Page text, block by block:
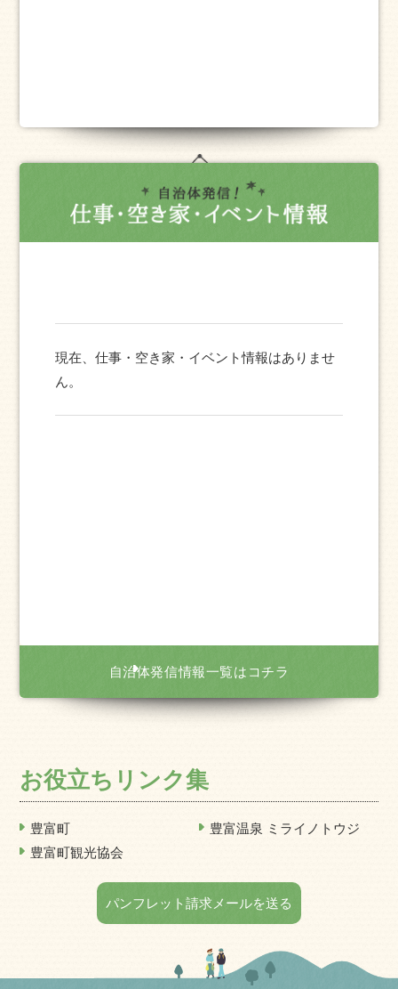
現在、仕事・空き家・イベント情報はありませ
ん。
自治体発信情報一覧はコチラ
お役立ちリンク集
豊富町
豊富温泉 ミライノトウジ
豊富町観光協会
パンフレット請求メールを送る